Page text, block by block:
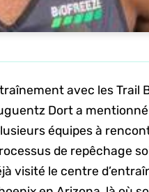
avec les Trail
Dort a mentionné
équipes à
de repêchage
visité le centre